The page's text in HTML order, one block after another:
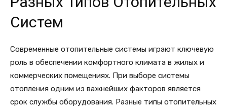
Систем
Современные отопительные системы играют ключевую
роль в обеспечении комфортного климата в жилых и
коммерческих помещениях. При выборе системы
отопления одним из важнейших факторов является
срок службы оборудования. Разные типы отопительных